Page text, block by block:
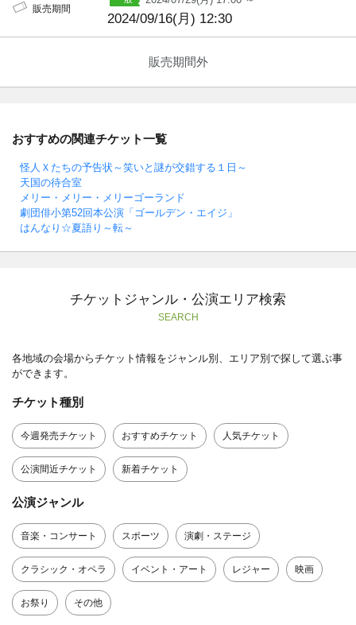
販売期間
2024/09/16(月) 12:30
販売期間外
おすすめの関連チケット一覧
怪人Ｘたちの予告状～笑いと謎が交錯する１日～
天国の待合室
メリー・メリー・メリーゴーランド
劇団俳小第52回本公演「ゴールデン・エイジ」
はんなり☆夏語り～転～
チケットジャンル・公演エリア検索
SEARCH
各地域の会場からチケット情報をジャンル別、エリア別で探して選ぶ事
ができます。
チケット種別
今週発売チケット おすすめチケット 人気チケット
公演間近チケット 新着チケット
公演ジャンル
音楽・コンサート スポーツ 演劇・ステージ
クラシック・オペラ イベント・アート レジャー 映画
お祭り その他